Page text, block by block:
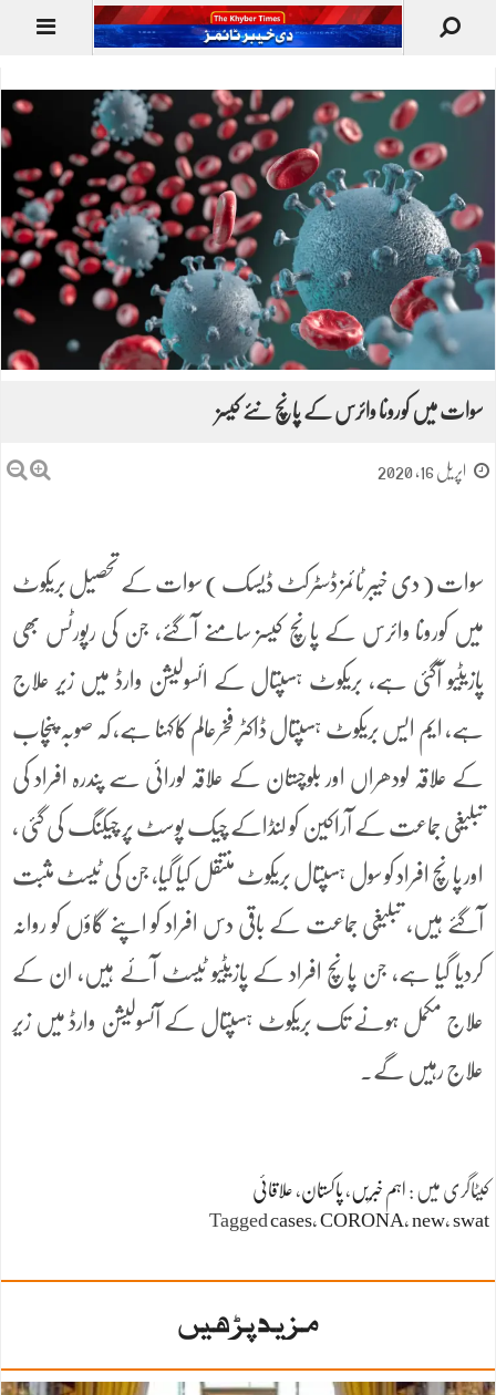
سوات میں کورونا وائرس کے پانچ نئے کیسز
اپریل 16, 2020
سوات ( دی خیبر ٹائمز ڈسٹرکٹ ڈیسک ) سوات کے تحصیل بریکوٹ
میں کورونا وائرس کے پانچ کیسز سامنے آگئے، جن کی رپورٹس بھی
پازیٹیو آگئی ہے، بریکوٹ ہسپتال کے ائسولیشن وارڈ میں زیر علاج
ہے، ایم ایس بریکوٹ ہسپتال ڈاکٹر فخرعالم کاکہنا ہے، کہ صوبہ پنچاب
کے علاقہ لودھراں اور بلوچستان کے علاقہ لورائی سے پندرہ افراد کی
تبلیغی جماعت کے آراکین کو لنڈاکے چیک پوسٹ پر چیکنگ کی گئی ،
اور پانچ افراد کو سول ہسپتال بریکوٹ منتقل کیا گیا، جن کی ٹیسٹ مثبت
آگئے ہیں، تبلیغی جماعت کے باقی دس افراد کو اپنے گاؤں کو روانہ
کردیا گیا ہے، جن پانچ افراد کے پازیٹیو ٹیسٹ آئے ہیں، ان کے
علاج مکمل ہونے تک بریکوٹ ہسپتال کے آئسولیشن وارڈ میں زیر
علاج رہیں گے۔
کیٹاگری میں : اہم خبریں ، پاکستان، علاقائی
Tagged cases، CORONA، new، swat
مزید پڑھیں